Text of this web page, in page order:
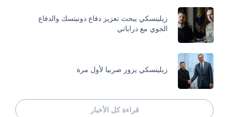
زيلينسكي يبحث تعزيز دفاع دونيتسك والدفاع
الجوي مع دراباتي
زيلينسكي يزور صربيا لأول مرة
قراءة كل الأخبار